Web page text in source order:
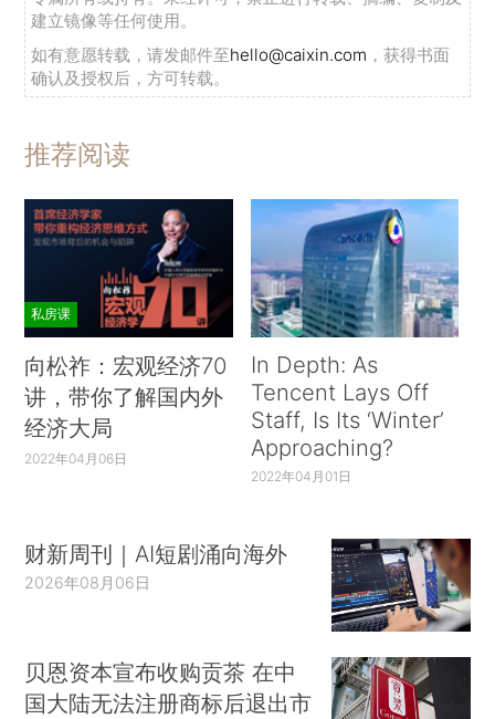
建立镜像等任何使用。
如有意愿转载，请发邮件至hello@caixin.com ，获得书面
确认及授权后，方可转载。
推荐阅读
私房课
向松祚：宏观经济70
讲，带你了解国内外
经济大局
2022年04月06日
In Depth: As
Tencent Lays Off
Staff, Is Its ‘Winter’
Approaching?
2022年04月01日
财新周刊｜AI短剧涌向海外
2026年08月06日
贝恩资本宣布收购贡茶 在中
国大陆无法注册商标后退出市